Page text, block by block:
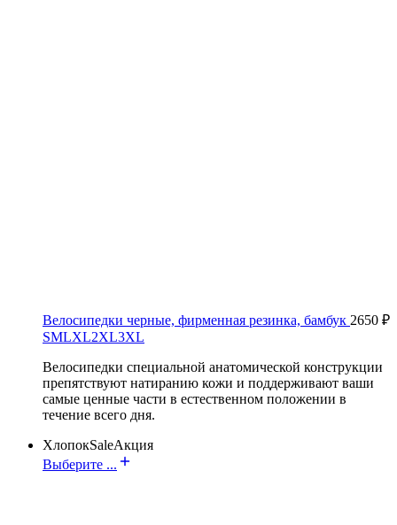
Велосипедки черные, фирменная резинка, бамбук 2650 ₽
SMLXL2XL3XL
Велосипедки специальной анатомической конструкции
препятствуют натиранию кожи и поддерживают ваши
самые ценные части в естественном положении в
течение всего дня.
ХлопокSaleАкция
Выберите ...